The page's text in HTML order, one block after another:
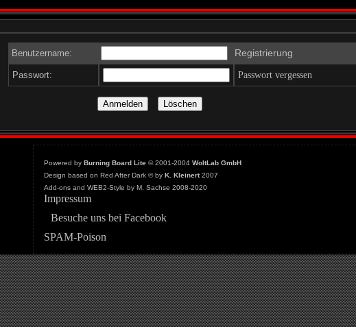
Benutzername: Registrierung
Passwort: Passwort vergessen
Powered by Burning Board Lite© 2001-2004 WoltLab GmbH
Design based on Red After Dark © by K. Kleinert2007
Add-ons and WEB2-Style by M. Sachse 2008-2020
Impressum
Besuche uns bei Facebook
SPAM-Poison